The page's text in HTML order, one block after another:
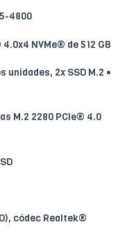
4800
NVMe® de 512 GB
unidades, 2x SSD M.2 •
M.2 2280 PCIe® 4.0
códec Realtek®